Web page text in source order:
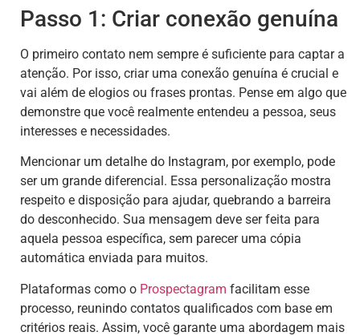
Passo 1: Criar conexão genuína
O primeiro contato nem sempre é suficiente para captar a
atenção. Por isso, criar uma conexão genuína é crucial e
vai além de elogios ou frases prontas. Pense em algo que
demonstre que você realmente entendeu a pessoa, seus
interesses e necessidades.
Mencionar um detalhe do Instagram, por exemplo, pode
ser um grande diferencial. Essa personalização mostra
respeito e disposição para ajudar, quebrando a barreira
do desconhecido. Sua mensagem deve ser feita para
aquela pessoa específica, sem parecer uma cópia
automática enviada para muitos.
Plataformas como o Prospectagram facilitam esse
processo, reunindo contatos qualificados com base em
critérios reais. Assim, você garante uma abordagem mais